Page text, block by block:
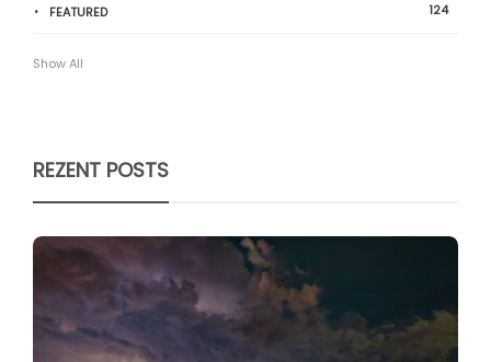
FEATURED 124
Show All
REZENT POSTS